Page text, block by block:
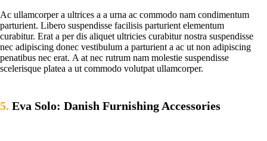
Ac ullamcorper a ultrices a a urna ac commodo nam condimentum
parturient. Libero suspendisse facilisis parturient elementum
curabitur. Erat a per dis aliquet ultricies curabitur nostra suspendisse
nec adipiscing donec vestibulum a parturient a ac ut non adipiscing
penatibus nec erat. A at nec rutrum nam molestie suspendisse
scelerisque platea a ut commodo volutpat ullamcorper.
5. Eva Solo: Danish Furnishing Accessories